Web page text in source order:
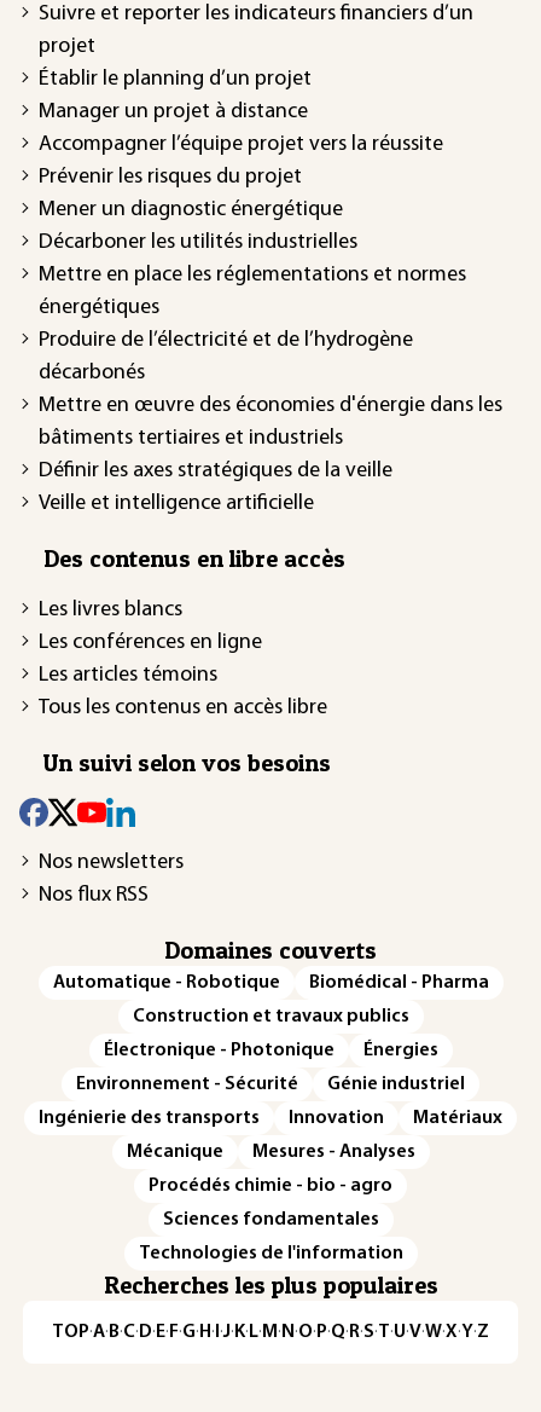
Suivre et reporter les indicateurs financiers d’un
projet
Établir le planning d’un projet
Manager un projet à distance
Accompagner l’équipe projet vers la réussite
Prévenir les risques du projet
Mener un diagnostic énergétique
Décarboner les utilités industrielles
Mettre en place les réglementations et normes
énergétiques
Produire de l’électricité et de l’hydrogène
décarbonés
Mettre en œuvre des économies d'énergie dans les
bâtiments tertiaires et industriels
Définir les axes stratégiques de la veille
Veille et intelligence artificielle
Des contenus en libre accès
Les livres blancs
Les conférences en ligne
Les articles témoins
Tous les contenus en accès libre
Un suivi selon vos besoins
Nos newsletters
Nos flux RSS
Domaines couverts
Automatique - Robotique
Biomédical - Pharma
Construction et travaux publics
Électronique - Photonique
Énergies
Environnement - Sécurité
Génie industriel
Ingénierie des transports
Innovation
Matériaux
Mécanique
Mesures - Analyses
Procédés chimie - bio - agro
Sciences fondamentales
Technologies de l'information
Recherches les plus populaires
TOP·A·B·C· D· E· F·G· H · ·J· K· L· M · N ·O· P·Q· R·S·T·U·V·W·X·Y·Z